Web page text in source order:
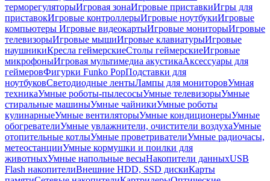
терморегуляторыИгровая зонаИгровые приставкиИгры для
приставокИгровые контроллерыИгровые ноутбукиИгровые
компьютеры Игровые видеокартыИгровые мониторыИгровые
телевизорыИгровые мышиИгровые клавиатурыИгровые
наушникиКресла геймерскиеСтолы геймерскиеИгровые
микрофоныИгровая мультимедиа акустикаАксессуары для
геймеровФигурки Funko PopПодставки для
ноутбуковСветодиодные лентыЛампы для мониторовУмная
техникаУмные роботы-пылесосыУмные телевизорыУмные
стиральные машиныУмные чайникиУмные роботы
кулинарныеУмные вентиляторыУмные кондиционерыУмные
обогревателиУмные увлажнители, очистители воздухаУмные
отопительные котлыУмные проветривателиУмные радиочасы,
метеостанцииУмные кормушки и поилки для
животныхУмные напольные весыНакопители данныхUSB
Flash накопителиВнешние HDD, SSD дискиКарты